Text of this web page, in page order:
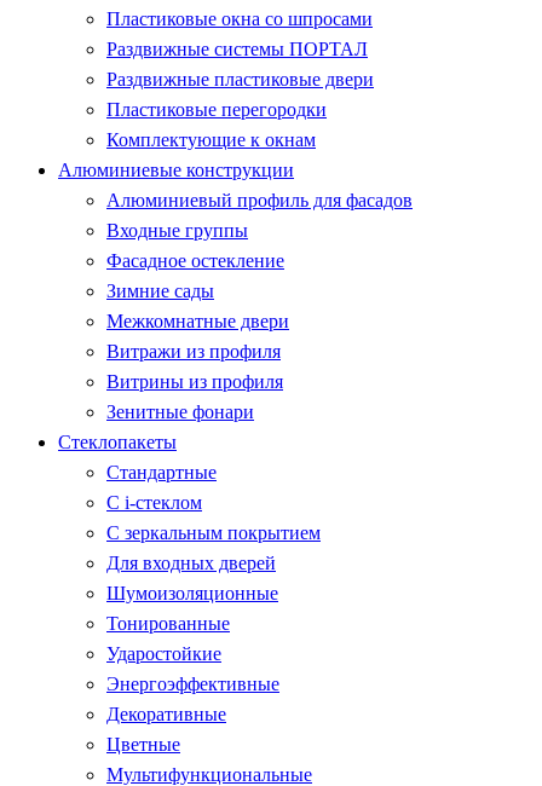
Пластиковые окна со шпросами
Раздвижные системы ПОРТАЛ
Раздвижные пластиковые двери
Пластиковые перегородки
Комплектующие к окнам
Алюминиевые конструкции
Алюминиевый профиль для фасадов
Входные группы
Фасадное остекление
Зимние сады
Межкомнатные двери
Витражи из профиля
Витрины из профиля
Зенитные фонари
Стеклопакеты
Стандартные
С i-стеклом
С зеркальным покрытием
Для входных дверей
Шумоизоляционные
Тонированные
Ударостойкие
Энергоэффективные
Декоративные
Цветные
Мультифункциональные